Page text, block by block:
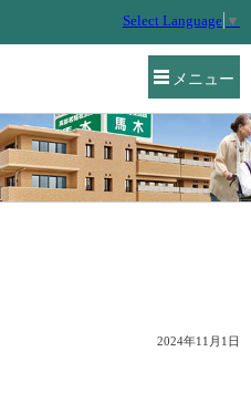
メニュー
Select Language ▼
2024年11月1日